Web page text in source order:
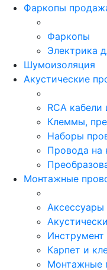
Фаркопы
Фаркопы
Электрика
Шумоизоляция
Акустические
RCA кабели
Клеммы,
Наборы
Провода на
Монтажные
Аксессуары
Инструмент
Карпет и
Монтажные